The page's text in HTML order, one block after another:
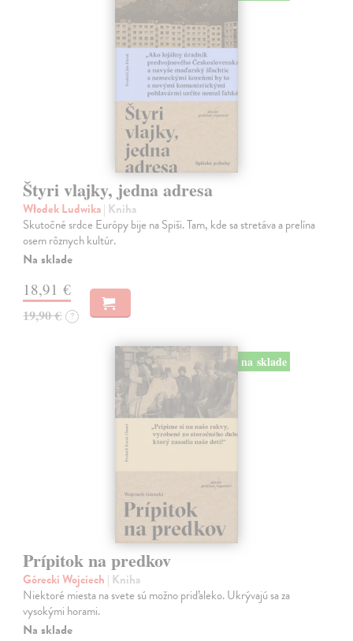
Štyri vlajky, jedna adresa
Włodek Ludwika| Kniha
Skutočné srdce Európy bije na Spiši. Tam, kde sa stretáva a prelína
osem rôznych kultúr.
Na sklade
18,91 €
19,90 € ?
na sklade
Prípitok na predkov
Górecki Wojciech | Kniha
Niektoré miesta na svete sú možno priďaleko. Ukrývajú sa za
vysokými horami.
Na sklade